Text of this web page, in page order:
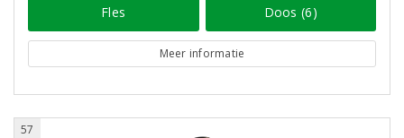
Fles Doos (6)
Meer informatie
57